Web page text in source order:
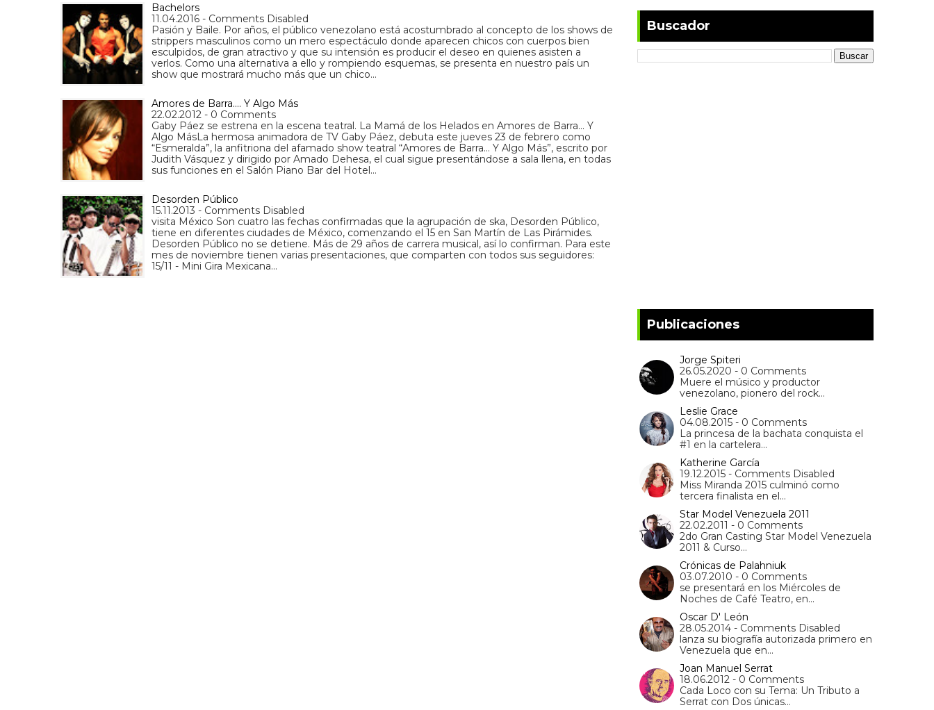
Bachelors
11.04.2016 - Comments Disabled
Pasión y Baile. Por años, el público venezolano está acostumbrado al concepto de los shows de
strippers masculinos como un mero espectáculo donde aparecen chicos con cuerpos bien
esculpidos, de gran atractivo y que su intensión es producir el deseo en quienes asisten a
verlos. Como una alternativa a ello y rompiendo esquemas, se presenta en nuestro país un
show que mostrará mucho más que un chico…
Amores de Barra.... Y Algo Más
22.02.2012 - 0 Comments
Gaby Páez se estrena en la escena teatral. La Mamá de los Helados en Amores de Barra… Y
Algo MásLa hermosa animadora de TV Gaby Páez, debuta este jueves 23 de febrero como
“Esmeralda”, la anfitriona del afamado show teatral “Amores de Barra… Y Algo Más”, escrito por
Judith Vásquez y dirigido por Amado Dehesa, el cual sigue presentándose a sala llena, en todas
sus funciones en el Salón Piano Bar del Hotel…
Desorden Público
15.11.2013 - Comments Disabled
visita México Son cuatro las fechas confirmadas que la agrupación de ska, Desorden Público,
tiene en diferentes ciudades de México, comenzando el 15 en San Martín de Las Pirámides.
Desorden Público no se detiene. Más de 29 años de carrera musical, así lo confirman. Para este
mes de noviembre tienen varias presentaciones, que comparten con todos sus seguidores:
15/11 - Mini Gira Mexicana…
Buscador
Publicaciones
Jorge Spiteri
26.05.2020 - 0 Comments
Muere el músico y productor
venezolano, pionero del rock…
Leslie Grace
04.08.2015 - 0 Comments
La princesa de la bachata conquista el
#1 en la cartelera…
Katherine García
19.12.2015 - Comments Disabled
Miss Miranda 2015 culminó como
tercera finalista en el…
Star Model Venezuela 2011
22.02.2011 - 0 Comments
2do Gran Casting Star Model Venezuela
2011 & Curso…
Crónicas de Palahniuk
03.07.2010 - 0 Comments
se presentará en los Miércoles de
Noches de Café Teatro, en…
Oscar D' León
28.05.2014 - Comments Disabled
lanza su biografía autorizada primero en
Venezuela que en…
Joan Manuel Serrat
18.06.2012 - 0 Comments
Cada Loco con su Tema: Un Tributo a
Serrat con Dos únicas…